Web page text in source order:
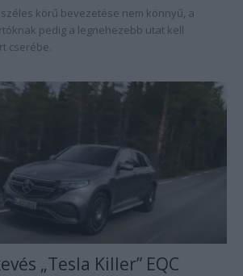
körű bevezetése nem könnyű, a
pedig a legnehezebb utat kell
cserébe.
„Tesla Killer” EQC